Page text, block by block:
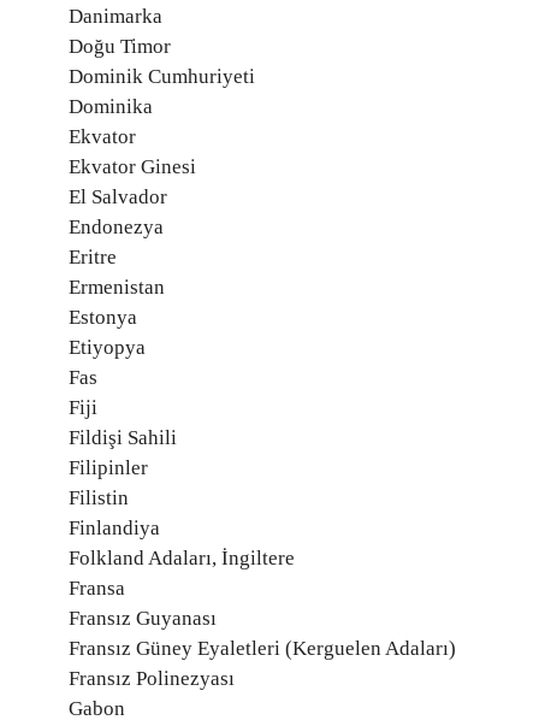
Danimarka
Doğu Timor
Dominik Cumhuriyeti
Dominika
Ekvator
Ekvator Ginesi
El Salvador
Endonezya
Eritre
Ermenistan
Estonya
Etiyopya
Fas
Fiji
Fildişi Sahili
Filipinler
Filistin
Finlandiya
Folkland Adaları, İngiltere
Fransa
Fransız Guyanası
Fransız Güney Eyaletleri (Kerguelen Adaları)
Fransız Polinezyası
Gabon